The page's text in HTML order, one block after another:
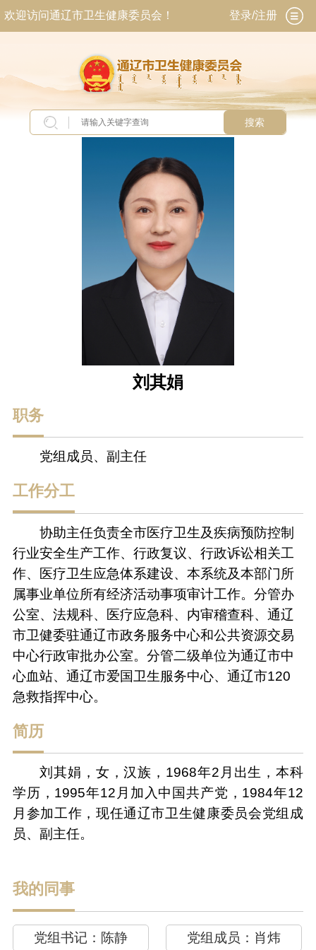
欢迎访问通辽市卫生健康委员会！ 登录/注册
搜索
刘其娟
职务
党组成员、副主任
工作分工
协助主任负责全市医疗卫生及疾病预防控制
行业安全生产工作、行政复议、行政诉讼相关工
作、医疗卫生应急体系建设、本系统及本部门所
属事业单位所有经济活动事项审计工作。分管办
公室、法规科、医疗应急科、内审稽查科、通辽
市卫健委驻通辽市政务服务中心和公共资源交易
中心行政审批办公室。分管二级单位为通辽市中
心血站、通辽市爱国卫生服务中心、通辽市120
急救指挥中心。
简历
刘其娟，女，汉族，1968年2月出生，本科
学历，1995年12月加入中国共产党，1984年12
月参加工作，现任通辽市卫生健康委员会党组成
员、副主任。
我的同事
党组书记： 陈静 党组成员： 肖炜